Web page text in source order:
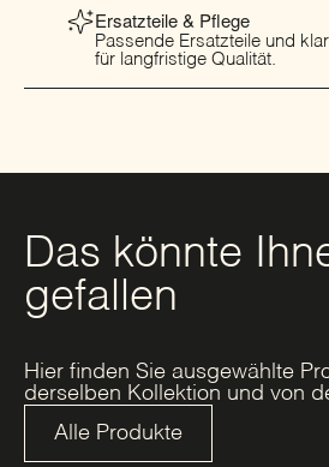
Ersatzteile & Pflege
Passende Ersatzteile und
für langfristige Qualität.
Das könnte
gefallen
Hier finden Sie ausgewählte
derselben Kollektion und von
Alle Produkte